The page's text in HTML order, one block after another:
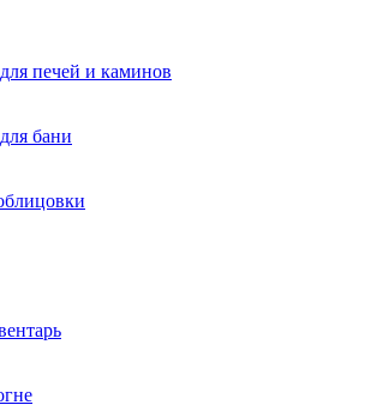
печей и каминов
бани